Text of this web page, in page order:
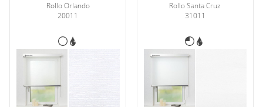
Rollo Orlando
20011
Rollo Santa Cruz
31011